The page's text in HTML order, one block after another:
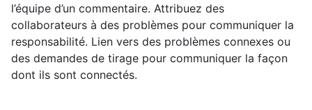
l’équipe d’un commentaire. Attribuez des
collaborateurs à des problèmes pour communiquer la
responsabilité. Lien vers des problèmes connexes ou
des demandes de tirage pour communiquer la façon
dont ils sont connectés.